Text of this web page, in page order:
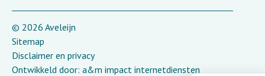
© 2026 Aveleijn
Sitemap
Disclaimer en privacy
Ontwikkeld door: a&m impact internetdiensten